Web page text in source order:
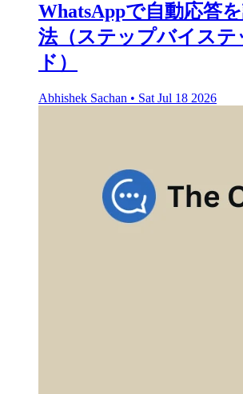
WhatsAppで自動応答
法（ステップバイステ
ド）
Abhishek Sachan • Sat Jul 18 2026